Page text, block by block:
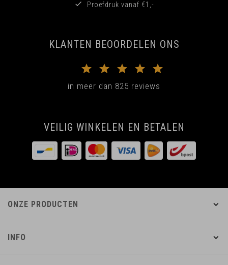
Proefdruk vanaf €1,-
KLANTEN BEOORDELEN ONS
in meer dan 825 reviews
VEILIG WINKELEN EN BETALEN
ONZE PRODUCTEN
INFO